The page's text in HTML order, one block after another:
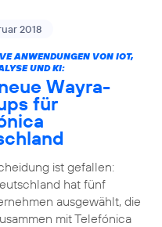
2018
ANWENDUNGEN VON IOT,
UND KI:
Wayra-
für
ist gefallen:
hat fünf
ausgewählt, die
mit Telefónica